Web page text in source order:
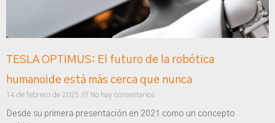
TESLA OPTIMUS: El futuro de la robótica
humanoide está más cerca que nunca
14 de febrero de 2025 No hay comentarios
Desde su primera presentación en 2021 como un concepto